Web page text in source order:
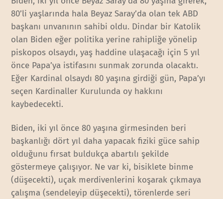
80’li yaşlarında hala Beyaz Saray’da olan tek ABD
başkanı unvanının sahibi oldu. Dindar bir Katolik
olan Biden eğer politika yerine rahipliğe yönelip
piskopos olsaydı, yaş haddine ulaşacağı için 5 yıl
önce Papa’ya istifasını sunmak zorunda olacaktı.
Eğer Kardinal olsaydı 80 yaşına girdiği gün, Papa’yı
seçen Kardinaller Kurulunda oy hakkını
kaybedecekti.
Biden, iki yıl önce 80 yaşına girmesinden beri
başkanlığı dört yıl daha yapacak fiziki güce sahip
olduğunu fırsat buldukça abartılı şekilde
göstermeye çalışıyor. Ne var ki, bisiklete binme
(düşecekti), uçak merdivenlerini koşarak çıkmaya
çalışma (sendeleyip düşecekti), törenlerde seri